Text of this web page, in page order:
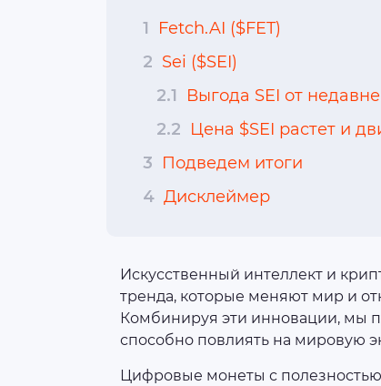
1
Fetch.AI ($FET)
2 Sei ($SEI)
2.1
Выгода SEI от
2.2 Цена $SEI растет и
3 Подведем итоги
4 Дисклеймер
Искусственный интеллект и
тренда, которые меняют мир и
Комбинируя эти инновации, мы
способно повлиять на мировую
Цифровые монеты с